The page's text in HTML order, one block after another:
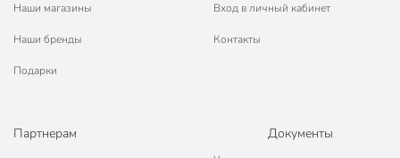
Наши магазины
Наши бренды
Подарки
Вход в личный кабинет
Контакты
Партнерам Документы